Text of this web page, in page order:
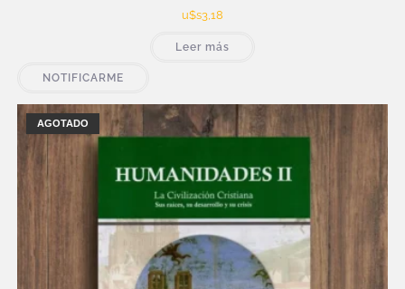
u$s3,18
Leer más
NOTIFICARME
AGOTADO